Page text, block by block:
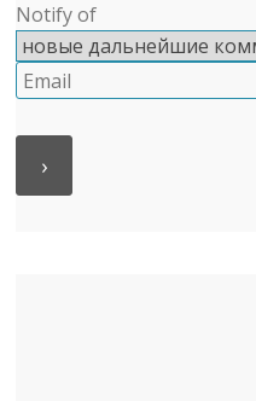
Notify of